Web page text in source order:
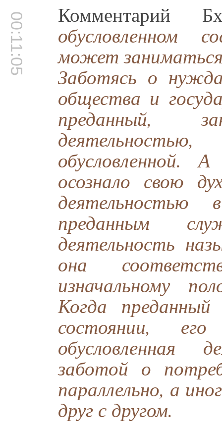
00:11:05 Комментарий
обусловленном
может
Заботясь о
общества и
преданный,
обусловленной.
осознало свою
преданным
деятельность
она
изначальному
Когда преданный
состоянии,
обусловленная
заботой о
параллельно, а
друг с другом.